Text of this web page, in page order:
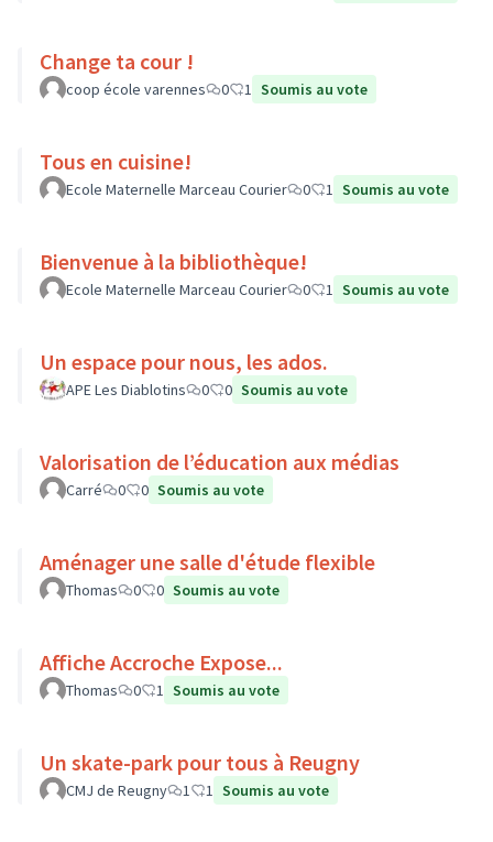
Change ta cour !
coop école varennes 0 1 Soumis au vote
Tous en cuisine!
Ecole Maternelle Marceau Courier 0 1 Soumis au vote
Bienvenue à la bibliothèque!
Ecole Maternelle Marceau Courier 0 1 Soumis au vote
Un espace pour nous, les ados.
APE Les Diablotins 0 0 Soumis au vote
Valorisation de l’éducation aux médias
Carré 0 0 Soumis au vote
Aménager une salle d'étude flexible
Thomas 0 0 Soumis au vote
Affiche Accroche Expose...
Thomas 0 1 Soumis au vote
Un skate-park pour tous à Reugny
CMJ de Reugny 1 1 Soumis au vote